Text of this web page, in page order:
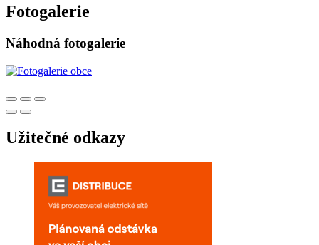
Fotogalerie
Náhodná fotogalerie
Užitečné odkazy